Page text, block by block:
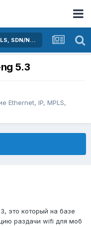
Активное оборудование Ethernet, IP, MPLS, SDN/NFV...
5.3
Ethernet, IP, MPLS,
это который на базе
раздачи wifi для моб